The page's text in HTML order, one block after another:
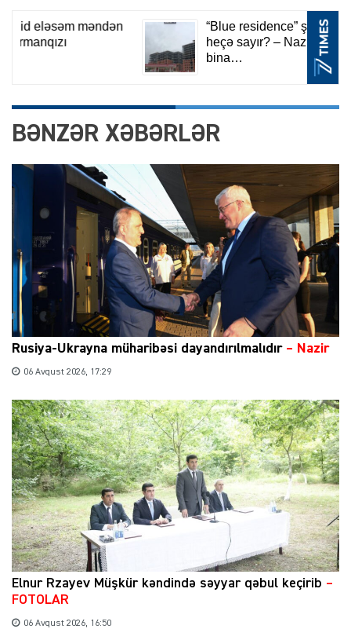
BƏNZƏR XƏBƏRLƏR
Rusiya-Ukrayna müharibəsi dayandırılmalıdır– Nazir
06 Avqust 2026, 17:29
Elnur Rzayev Müşkür kəndində səyyar qəbul keçirib –
FOTOLAR
06 Avqust 2026, 16:50